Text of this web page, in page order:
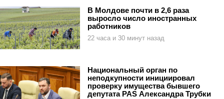
В Молдове почти в 2,6 раза
выросло число иностранных
работников
22 часа и 30 минут назад
Национальный орган по
неподкупности инициировал
проверку имущества бывшего
депутата PAS Александра Трубки